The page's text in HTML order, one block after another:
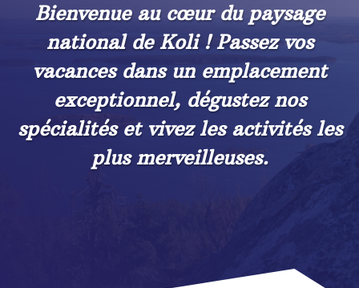
Bienvenue au cœur du paysage
national de Koli ! Passez vos
vacances dans un emplacement
exceptionnel, dégustez nos
spécialités et vivez les activités les
plus merveilleuses.